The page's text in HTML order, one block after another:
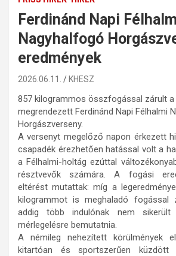
Ferdinánd Napi
Nagyhalfogó
eredmények
2026.06.11. KHESZ
857 kilogrammos összfogással zárult a
megrendezett Ferdinánd Napi Félhalmi
Horgászverseny.
A versenyt megelőző napon érkezett
csapadék érezhetően hatással volt a
a Félhalmi-holtág ezúttal
résztvevők számára. A fogási
eltérést mutattak: míg a
kilogrammot is meghaladó fogással
addig több indulónak nem sikerült
mérlegelésre bemutatnia.
A némileg nehezített körülmények
kitartóan és sportszerűen